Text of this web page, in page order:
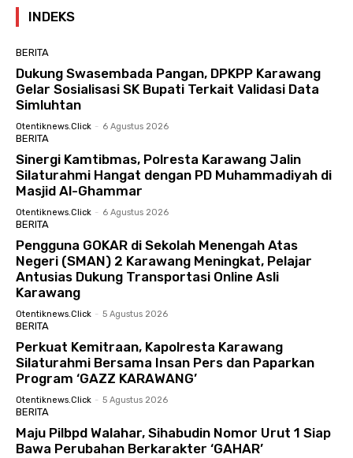
INDEKS
BERITA
Dukung Swasembada Pangan, DPKPP Karawang
Gelar Sosialisasi SK Bupati Terkait Validasi Data
Simluhtan
Otentiknews.click - 6 Agustus 2026
BERITA
Sinergi Kamtibmas, Polresta Karawang Jalin
Silaturahmi Hangat dengan PD Muhammadiyah di
Masjid Al-Ghammar
Otentiknews.click - 6 Agustus 2026
BERITA
Pengguna GOKAR di Sekolah Menengah Atas
Negeri (SMAN) 2 Karawang Meningkat, Pelajar
Antusias Dukung Transportasi Online Asli
Karawang
Otentiknews.click - 5 Agustus 2026
BERITA
Perkuat Kemitraan, Kapolresta Karawang
Silaturahmi Bersama Insan Pers dan Paparkan
Program ‘GAZZ KARAWANG’
Otentiknews.click - 5 Agustus 2026
BERITA
Maju Pilbpd Walahar, Sihabudin Nomor Urut 1 Siap
Bawa Perubahan Berkarakter ‘GAHAR’